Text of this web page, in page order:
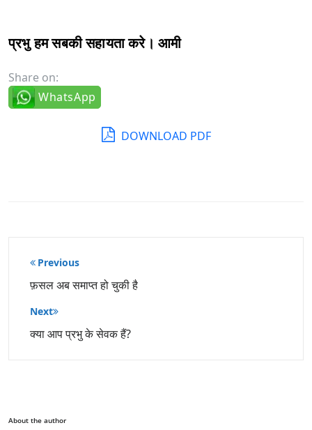
प्रभु हम सबकी सहायता करे। आमी
Share on:
WhatsApp
DOWNLOAD PDF
पोस्ट
नेविगेशन
Previous
फ़सल अब समाप्त हो चुकी है
Next
क्या आप प्रभु के सेवक हैं?
About the author